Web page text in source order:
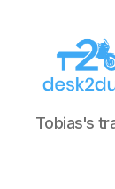
desk2dust
Tobias's